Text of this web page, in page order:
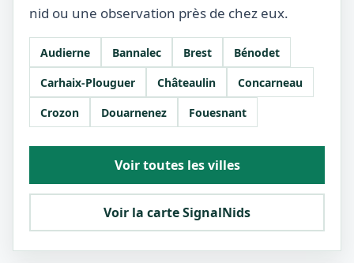
nid ou une observation près de chez eux.
Audierne Bannalec Brest
Bénodet
Carhaix-Plouguer
Châteaulin
Concarneau
Crozon
Douarnenez Fouesnant
Voir toutes les villes
Voir la carte SignalNids